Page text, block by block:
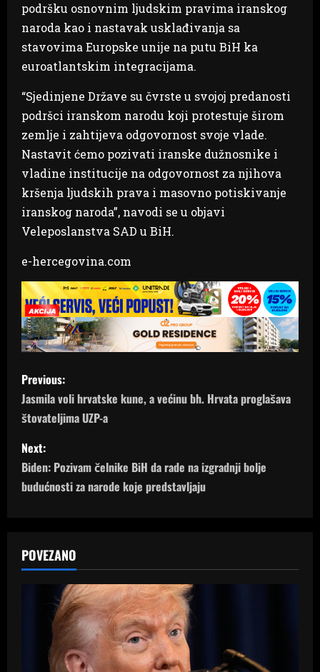
podršku osnovnim ljudskim pravima iranskog
naroda kao i nastavak usklađivanja sa
stavovima Europske unije na putu BiH ka
euroatlantskim integracijama.
“Sjedinjene Države su čvrste u svojoj predanosti
podršci iranskom narodu koji protestuje širom
zemlje i zahtijeva odgovornost svoje vlade.
Nastavit ćemo pozivati iranske dužnosnike i
vladine institucije na odgovornost za njihova
kršenja ljudskih prava i masovno potiskivanje
iranskog naroda”, navodi se u objavi
Veleposlanstva SAD u BiH.
e-hercegovina.com
P
o
s
t
n
v
Previous:
Jasmila voli hrvatske kune, a većinu bh. Hrvata proglašava
štovateljima UZP-a
Next:
Biden: Pozivam čelnike BiH da rade na izgradnji bolje
budućnosti za narode koje predstavljaju
POVEZANO